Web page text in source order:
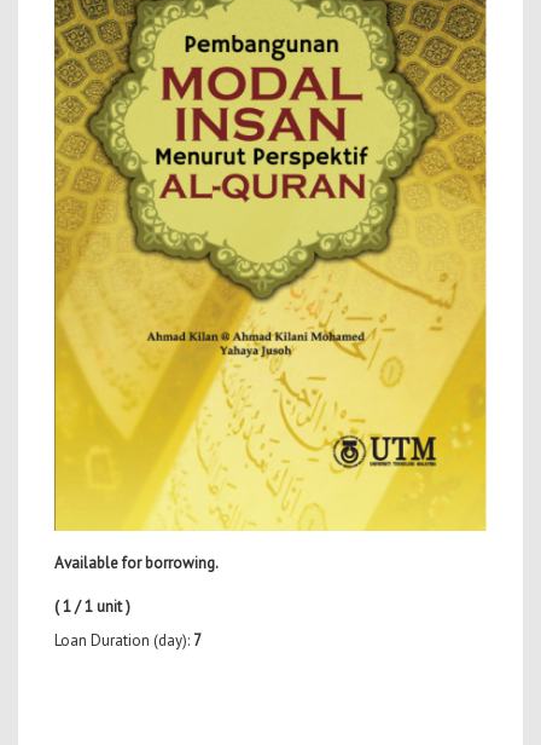
Available for borrowing.
( 1 / 1 unit )
Loan Duration (day): 7